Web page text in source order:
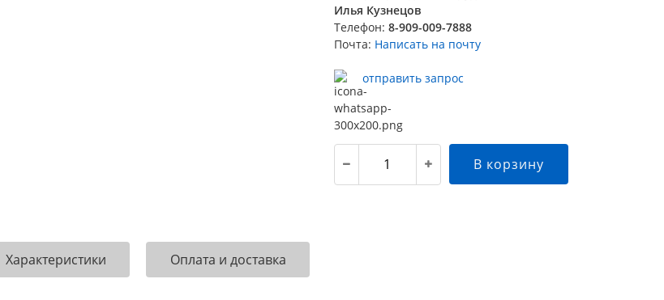
Илья Кузнецов
Телефон: 8-909-009-7888
Почта: Написать на почту
отправить запрос
В корзину
Характеристики Оплата и доставка